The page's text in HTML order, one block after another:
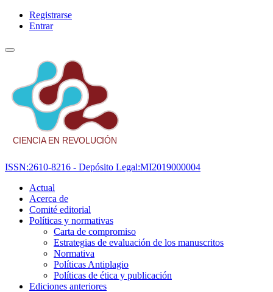
Navegación
Barra
lateral
Registrarse
Entrar
Toggle
navigation
ISSN:2610-8216 - Depósito Legal:MI2019000004
Actual
Acerca de
Comité editorial
Políticas y normativas
Carta de compromiso
Estrategias de evaluación de los manuscritos
Normativa
Políticas Antiplagio
Políticas de ética y publicación
Ediciones anteriores